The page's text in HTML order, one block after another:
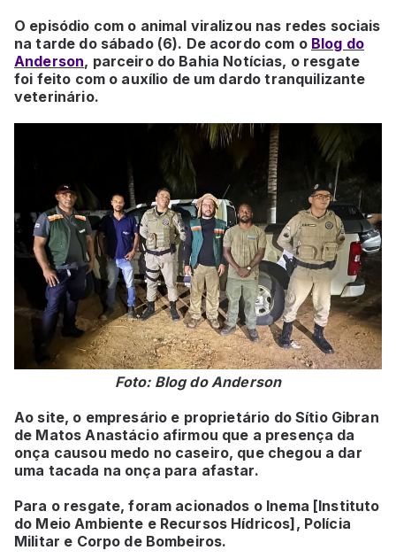
O episódio com o animal viralizou nas redes sociais
na tarde do sábado (6). De acordo com o Blog do
Anderson, parceiro do Bahia Notícias, o resgate
foi feito com o auxílio de um dardo tranquilizante
veterinário.
Foto: Blog do Anderson
Ao site, o empresário e proprietário do Sítio Gibran
de Matos Anastácio afirmou que a presença da
onça causou medo no caseiro, que chegou a dar
uma tacada na onça para afastar.
Para o resgate, foram acionados o Inema [Instituto
do Meio Ambiente e Recursos Hídricos], Polícia
Militar e Corpo de Bombeiros.